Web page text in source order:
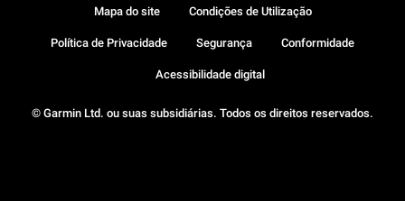
© Garmin Ltd. ou suas subsidiárias. Todos os direitos reservados.
Mapa do site Condições de Utilização
Política de Privacidade Segurança Conformidade
Acessibilidade digital